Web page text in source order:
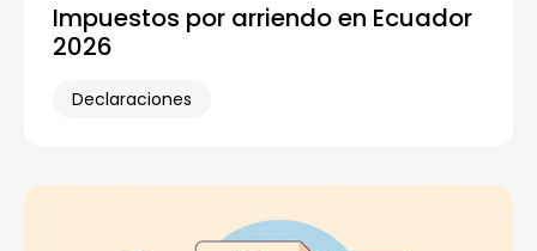
Impuestos por arriendo en Ecuador
2026
Declaraciones